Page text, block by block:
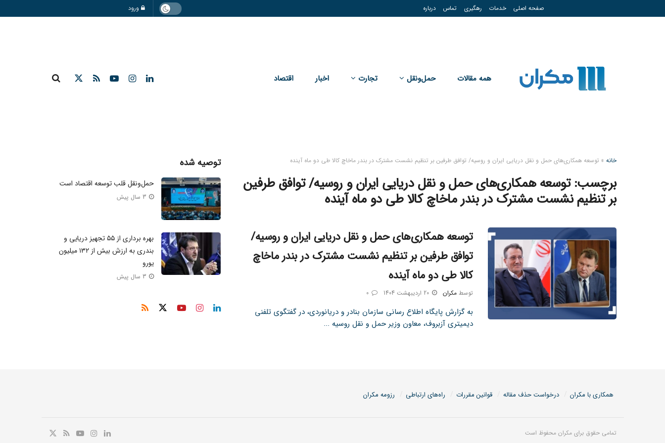
صفحه اصلی خدمات رهگیری تماس درباره ورود
همه مقالات حمل‌و‌نقل تجارت اخبار اقتصاد
خانه » توسعه همکاری‌های حمل و نقل دریایی ایران و روسیه/ توافق طرفین بر تنظیم نشست مشترک در بندر ماخاچ کالا طی دو ماه آینده
برچسب:توسعه همکاری‌های حمل و نقل دریایی ایران و روسیه/ توافق طرفین
بر تنظیم نشست مشترک در بندر ماخاچ کالا طی دو ماه آینده
توسعه همکاری‌های حمل و نقل دریایی ایران و روسیه/
توافق طرفین بر تنظیم نشست مشترک در بندر ماخاچ
کالا طی دو ماه آینده
توسط مکران 20 اردیبهشت 1404 0
به گزارش پایگاه اطلاع رسانی سازمان بنادر و دریانوردی، در گفتگوی تلفنی
دیمیتری آزبروف، معاون وزیر حمل و‌ نقل روسیه ...
توصیه شده
حمل‌ونقل قلب توسعه اقتصاد است
3 سال پیش
بهره برداری از ۵۵ تجهیز دریایی و
بندری به ارزش بیش از ۱۳۲ میلیون
یورو
3 سال پیش
همکاری با مکران درخواست حذف مقاله قوانین مقررات راه‌های ارتباطی رزومه مکران
تمامی حقوق برای مکران محفوظ است